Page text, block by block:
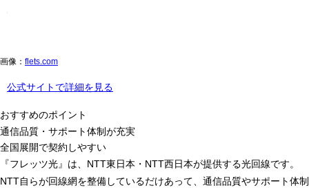
画像： flets.com
公式サイトで詳細を見る
おすすめのポイント
通信品質・サポート体制が充実
全国展開で契約しやすい
『フレッツ光』は、NTT東日本・NTT西日本が提供する光回線です。
NTT自らが回線網を整備しているだけあって、 通信品質やサポート体制